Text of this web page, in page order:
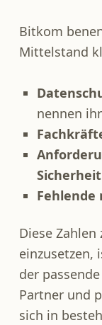
Bitkom
Mittelstand
nennen
Sicherheit
Fehlende
Diese
einzusetzen,
der
Partner und
sich in